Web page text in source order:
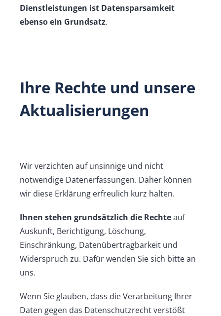
Dienstleistungen ist Datensparsamkeit
ebenso ein Grundsatz.
Ihre Rechte und unsere
Aktualisierungen
Wir verzichten auf unsinnige und nicht
notwendige Datenerfassungen. Daher können
wir diese Erklärung erfreulich kurz halten.
Ihnen stehen grundsätzlich die Rechteauf
Auskunft, Berichtigung, Löschung,
Einschränkung, Datenübertragbarkeit und
Widerspruch zu. Dafür wenden Sie sich bitte an
uns.
Wenn Sie glauben, dass die Verarbeitung Ihrer
Daten gegen das Datenschutzrecht verstößt